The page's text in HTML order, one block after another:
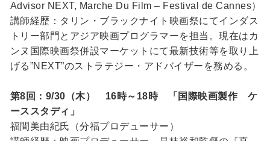
Advisor NEXT, Marche Du Film – Festival de Cannes）
講師経歴：タリン・ブラックナイト映画祭にてインダス
トリー部門とアジア映画プログラマーを担当。現在はカ
ンヌ国際映画祭併設マーケットにて最新技術等を取り上
げる”NEXT”のストラテジー・アドバイザーを務める。
第8回：9/30（木） 16時～18時 「国際映画製作 ケ
ーススタディ」
福間美由紀氏（分福プロデューサー）